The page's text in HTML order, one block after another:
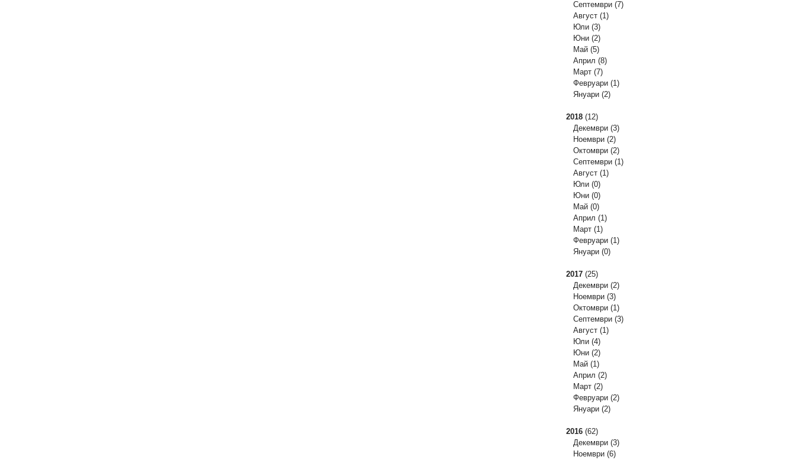
Септември (7)
Август (1)
Юли (3)
Юни (2)
Май (5)
Април (8)
Март (7)
Февруари (1)
Януари (2)
2018 (12)
Декември (3)
Ноември (2)
Октомври (2)
Септември (1)
Август (1)
Юли (0)
Юни (0)
Май (0)
Април (1)
Март (1)
Февруари (1)
Януари (0)
2017 (25)
Декември (2)
Ноември (3)
Октомври (1)
Септември (3)
Август (1)
Юли (4)
Юни (2)
Май (1)
Април (2)
Март (2)
Февруари (2)
Януари (2)
2016 (62)
Декември (3)
Ноември (6)